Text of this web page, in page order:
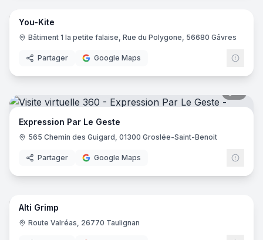
You-Kite
Bâtiment 1 la petite falaise, Rue du Polygone, 56680 Gâvres
Partager Google Maps
Expression Par Le Geste
565 Chemin des Guigard, 01300 Groslée-Saint-Benoit
Partager Google Maps
21
Alti Grimp
Route Valréas, 26770 Taulignan